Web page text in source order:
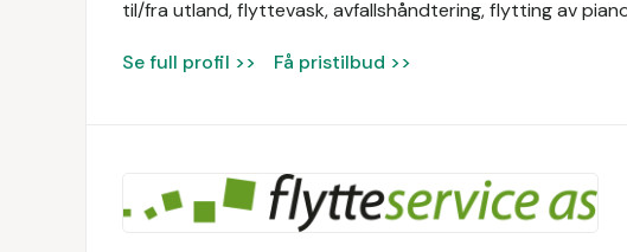
til/fra utland, flyttevask, avfallshåndtering, flytting av
Se full profil >> Få pristilbud >>